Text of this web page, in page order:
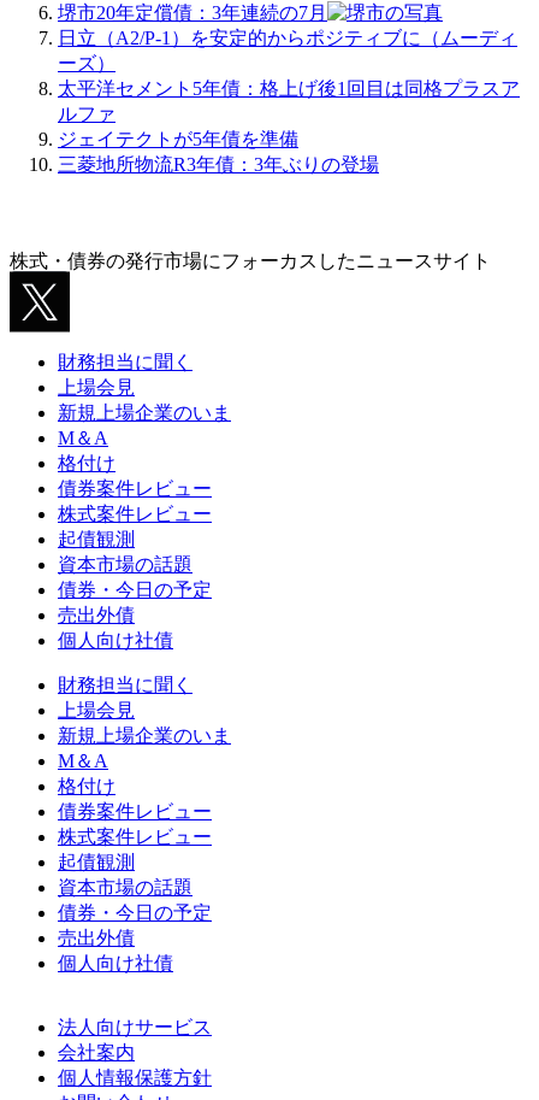
堺市20年定償債：3年連続の7月
日立（A2/P-1）を安定的からポジティブに（ムーディ
ーズ）
太平洋セメント5年債：格上げ後1回目は同格プラスア
ルファ
ジェイテクトが5年債を準備
三菱地所物流R3年債：3年ぶりの登場
株式・債券の発行市場にフォーカスしたニュースサイト
財務担当に聞く
上場会見
新規上場企業のいま
M＆A
格付け
債券案件レビュー
株式案件レビュー
起債観測
資本市場の話題
債券・今日の予定
売出外債
個人向け社債
財務担当に聞く
上場会見
新規上場企業のいま
M＆A
格付け
債券案件レビュー
株式案件レビュー
起債観測
資本市場の話題
債券・今日の予定
売出外債
個人向け社債
法人向けサービス
会社案内
個人情報保護方針